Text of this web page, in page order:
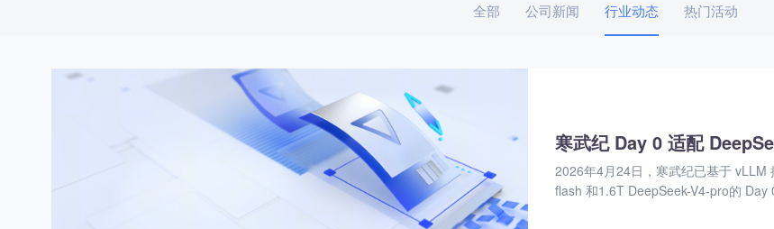
全部 公司新闻 行业动态 热门活动
寒武纪 Day 0 适配
2026年4月24日，寒武纪已基于 vLLM
flash 和1.6T DeepSeek-V4-pro的 Day